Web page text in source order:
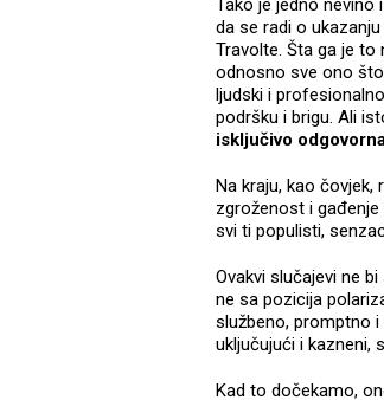
Tako je jedno nevino
da se radi o
Travolte. Šta ga je to
odnosno sve ono
ljudski i
podršku i brigu. Ali
isključivo
Na kraju, kao
zgroženost i
svi ti populisti,
Ovakvi slučajevi ne
ne sa pozicija
službeno, promptno
uključujući i kazneni,
Kad to dočekamo,